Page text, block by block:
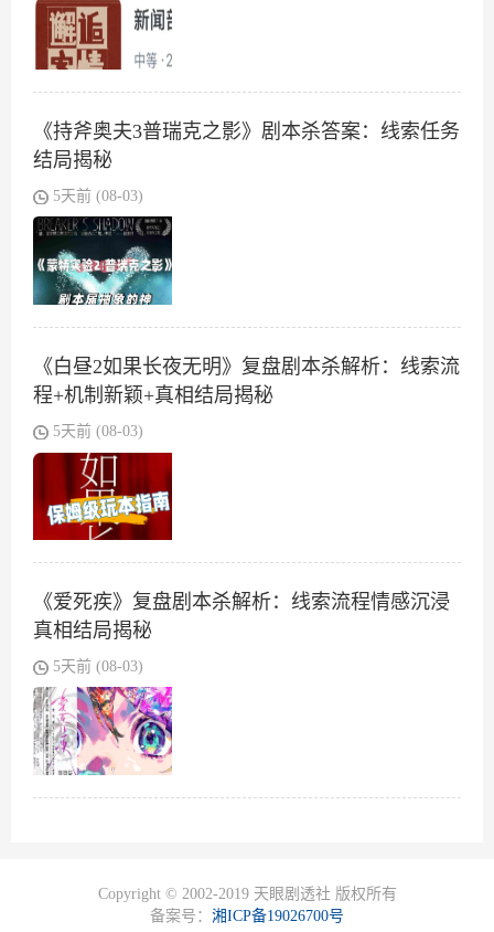
《持斧奥夫3普瑞克之影》剧本杀答案：线索任务
结局揭秘
5天前 (08-03)
《白昼2如果长夜无明》复盘剧本杀解析：线索流
程+机制新颖+真相结局揭秘
5天前 (08-03)
《爱死疾》复盘剧本杀解析：线索流程情感沉浸
真相结局揭秘
5天前 (08-03)
Copyright © 2002-2019 天眼剧透社 版权所有
备案号： 湘ICP备19026700号